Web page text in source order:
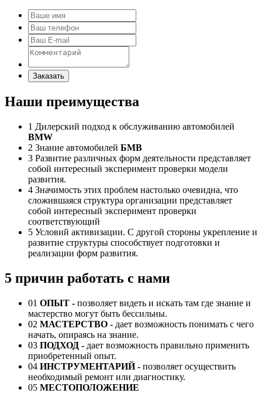
Заказать
Наши преимущества
1 Дилерский подход к обслуживанию автомобилей
BMW
2 Знание автомобилей БМВ
3 Развитие различных форм деятельности представляет
собой интересный эксперимент проверки модели
развития.
4 Значимость этих проблем настолько очевидна, что
сложившаяся структура организации представляет
собой интересный эксперимент проверки
соответствующий
5 Условий активизации. С другой стороны укрепление и
развитие структуры способствует подготовки и
реализации форм развития.
5 причин работать с нами
01 ОПЫТ - позволяет видеть и искать там где знание и
мастерство могут быть бессильны.
02 МАСТЕРСТВО - дает возможность понимать с чего
начать, опираясь на знание.
03 ПОДХОД - дает возможность правильно применить
приобретенный опыт.
04 ИНСТРУМЕНТАРИЙ- позволяет осуществить
необходимый ремонт или диагностику.
05 МЕСТОПОЛОЖЕНИЕ